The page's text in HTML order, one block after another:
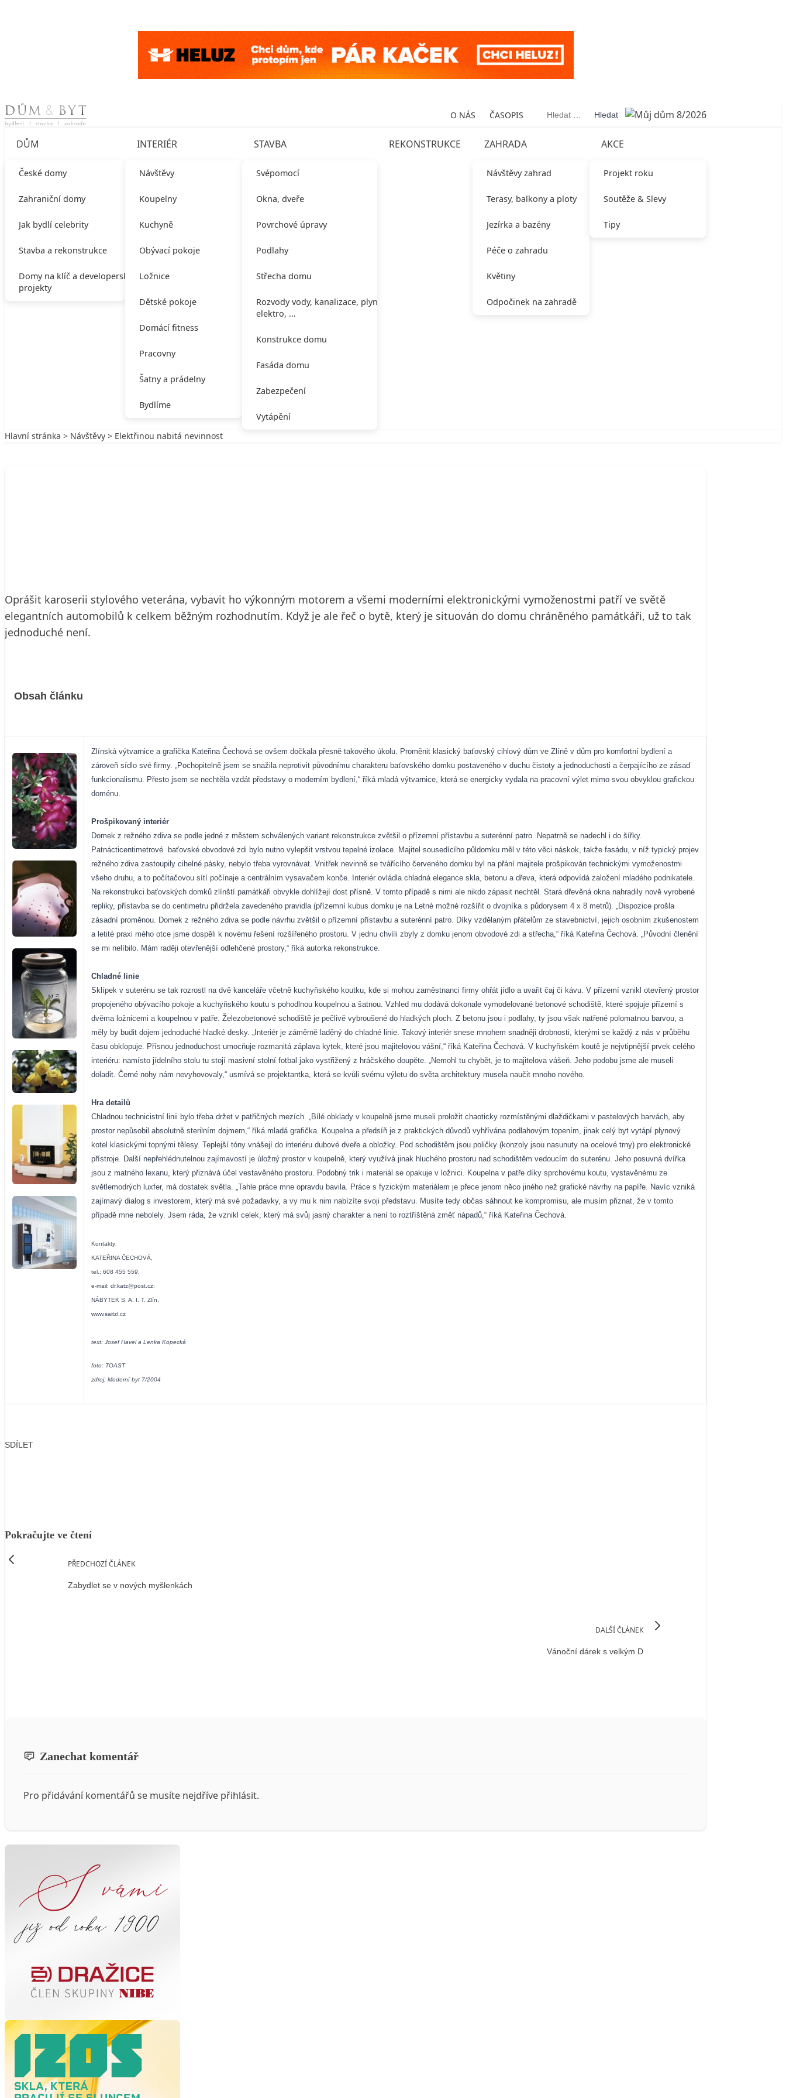
Skip to content O NÁS ČASOPIS Vyhledávání
DŮM
České domy
Zahraniční domy
Jak bydlí celebrity
Stavba a rekonstrukce
Domy na klíč a developerské
projekty
INTERIÉR
Návštěvy
Koupelny
Kuchyně
Obývací pokoje
Ložnice
Dětské pokoje
Domácí fitness
Pracovny
Šatny a prádelny
Bydlíme
STAVBA
Svépomocí
Okna, dveře
Povrchové úpravy
Podlahy
Střecha domu
Rozvody vody, kanalizace, plynu,
elektro, …
Konstrukce domu
Fasáda domu
Zabezpečení
Vytápění
REKONSTRUKCE ZAHRADA
Návštěvy zahrad
Terasy, balkony a ploty
Jezírka a bazény
Péče o zahradu
Květiny
Odpočinek na zahradě
AKCE
Projekt roku
Soutěže & Slevy
Tipy
Hlavní stránka > Návštěvy > Elektřinou nabitá nevinnost
Oprášit karoserii stylového veterána, vybavit ho výkonným motorem a všemi moderními elektronickými vymoženostmi patří ve světě
elegantních automobilů k celkem běžným rozhodnutím. Když je ale řeč o bytě, který je situován do domu chráněného památkáři, už to tak
jednoduché není.
Obsah článku
Zlínská výtvarnice a grafička Kateřina Čechová se ovšem dočkala přesně takového úkolu. Proměnit klasický baťovský cihlový dům ve Zlíně v dům pro komfortní bydlení a
zároveň sídlo své firmy. „Pochopitelně jsem se snažila neprotivit původnímu charakteru baťovského domku postaveného v duchu čistoty a jednoduchosti a čerpajícího ze zásad
funkcionalismu. Přesto jsem se nechtěla vzdát představy o moderním bydlení,“ říká mladá výtvarnice, která se energicky vydala na pracovní výlet mimo svou obvyklou grafickou
doménu.
Prošpikovaný interiér
Domek z režného zdiva se podle jedné z městem schválených variant rekonstrukce zvětšil o přízemní přístavbu a suterénní patro. Nepatrně se nadechl i do šířky.
Patnácticentimetrové
baťovské obvodové zdi bylo nutno vylepšit vrstvou tepelné izolace. Majitel sousedícího půldomku měl v této věci náskok, takže fasádu, v níž typický projev
režného zdiva zastoupily cihelné pásky, nebylo třeba vyrovnávat. Vnitřek nevinně se tvářícího červeného domku byl na přání majitele prošpikován technickými vymoženostmi
všeho druhu, a to počítačovou sítí počínaje a centrálním vysavačem konče. Interiér ovládla chladná elegance skla, betonu a dřeva, která odpovídá založení mladého podnikatele.
Na rekonstrukci baťovských domků zlínští památkáři obvykle dohlížejí dost přísně. V tomto případě s nimi ale nikdo zápasit nechtěl. Stará dřevěná okna nahradily nově vyrobené
repliky, přístavba se do centimetru přidržela zavedeného pravidla (přízemní kubus domku je na Letné možné rozšířit o dvojníka s půdorysem 4 x 8 metrů). „Dispozice prošla
zásadní proměnou. Domek z režného zdiva se podle návrhu zvětšil o přízemní přístavbu a suterénní patro. Díky vzdělaným přátelům ze stavebnictví, jejich osobním zkušenostem
a letité praxi mého otce jsme dospěli k novému řešení rozšířeného prostoru. V jednu chvíli zbyly z domku jenom obvodové zdi a střecha,“ říká Kateřina Čechová. „Původní členění
se mi nelíbilo. Mám raději otevřenější odlehčené prostory,“ říká autorka rekonstrukce.
Chladné linie
Sklípek v suterénu se tak rozrostl na dvě kanceláře včetně kuchyňského koutku, kde si mohou zaměstnanci firmy ohřát jídlo a uvařit čaj či kávu. V přízemí vznikl otevřený prostor
propojeného obývacího pokoje a kuchyňského koutu s pohodlnou koupelnou a šatnou. Vzhled mu dodává dokonale vymodelované betonové schodiště, které spojuje přízemí s
dvěma ložnicemi a koupelnou v patře. Železobetonové schodiště je pečlivě vybroušené do hladkých ploch. Z betonu jsou i podlahy, ty jsou však natřené polomatnou barvou, a
měly by budit dojem jednoduché hladké desky. „Interiér je záměrně laděný do chladné linie. Takový interiér snese mnohem snadněji drobnosti, kterými se každý z nás v průběhu
času obklopuje. Přísnou jednoduchost umocňuje rozmanitá záplava kytek, které jsou majitelovou vášní,“ říká Kateřina Čechová. V kuchyňském koutě je nejvtipnější prvek celého
interiéru: namísto jídelního stolu tu stojí masivní stolní fotbal jako vystřižený z hráčského doupěte. „Nemohl tu chybět, je to majitelova vášeň. Jeho podobu jsme ale museli
doladit. Černé nohy nám nevyhovovaly,“ usmívá se projektantka, která se kvůli svému výletu do světa architektury musela naučit mnoho nového.
Hra detailů
Chladnou technicistní linii bylo třeba držet v patřičných mezích. „Bílé obklady v koupelně jsme museli proložit chaoticky rozmístěnými dlaždičkami v pastelových barvách, aby
prostor nepůsobil absolutně sterilním dojmem,“ říká mladá grafička. Koupelna a předsíň je z praktických důvodů vyhřívána podlahovým topením, jinak celý byt vytápí plynový
kotel klasickými topnými tělesy. Teplejší tóny vnášejí do interiéru dubové dveře a obložky. Pod schodištěm jsou poličky (konzoly jsou nasunuty na ocelové trny) pro elektronické
přístroje. Další nepřehlédnutelnou zajímavostí je úložný prostor v koupelně, který využívá jinak hluchého prostoru nad schodištěm vedoucím do suterénu. Jeho posuvná dvířka
jsou z matného lexanu, který přiznává účel vestavěného prostoru. Podobný trik i materiál se opakuje v ložnici. Koupelna v patře díky sprchovému koutu, vystavěnému ze
světlemodrých luxfer, má dostatek světla. „Tahle práce mne opravdu bavila. Práce s fyzickým materiálem je přece jenom něco jiného než grafické návrhy na papíře. Navíc vzniká
zajímavý dialog s investorem, který má své požadavky, a vy mu k nim nabízíte svoji představu. Musíte tedy občas sáhnout ke kompromisu, ale musím přiznat, že v tomto
případě mne nebolely. Jsem ráda, že vznikl celek, který má svůj jasný charakter a není to roztříštěná změť nápadů,“ říká Kateřina Čechová.
Kontakty:
KATEŘINA ČECHOVÁ,
tel.: 608 455 559,
e-mail: dr.katz@post.cz;
NÁBYTEK S. A. I. T. Zlín,
www.saitzl.cz
text: Josef Havel a Lenka Kopecká
foto: TOAST
zdroj: Moderní byt 7/2004
SDÍLET
Pokračujte ve čtení
PŘEDCHOZÍ ČLÁNEK
Zabydlet se v nových myšlenkách
DALŠÍ ČLÁNEK
Vánoční dárek s velkým D
Zanechat komentář
Pro přidávání komentářů se musíte nejdříve přihlásit.